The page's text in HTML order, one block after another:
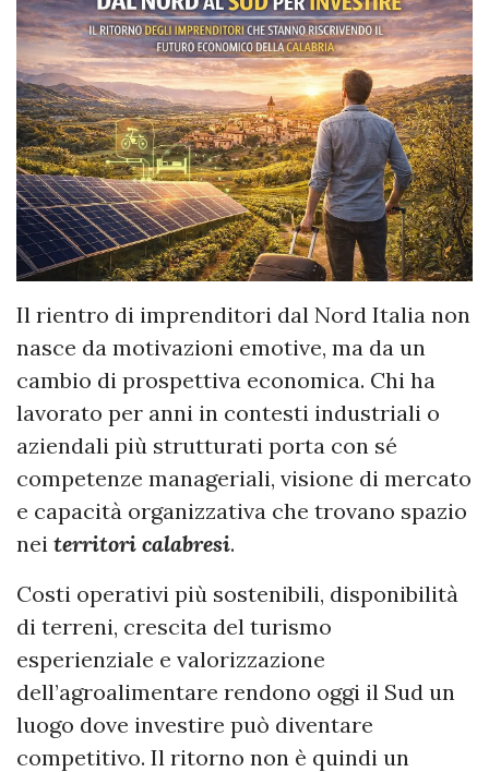
Il rientro di imprenditori dal Nord Italia non
nasce da motivazioni emotive, ma da un
cambio di prospettiva economica. Chi ha
lavorato per anni in contesti industriali o
aziendali più strutturati porta con sé
competenze manageriali, visione di mercato
e capacità organizzativa che trovano spazio
nei territori calabresi.
Costi operativi più sostenibili, disponibilità
di terreni, crescita del turismo
esperienziale e valorizzazione
dell’agroalimentare rendono oggi il Sud un
luogo dove investire può diventare
competitivo. Il ritorno non è quindi un